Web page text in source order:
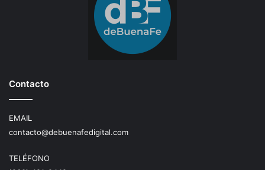
Contacto
EMAIL
contacto@debuenafedigital.com
TELÉFONO